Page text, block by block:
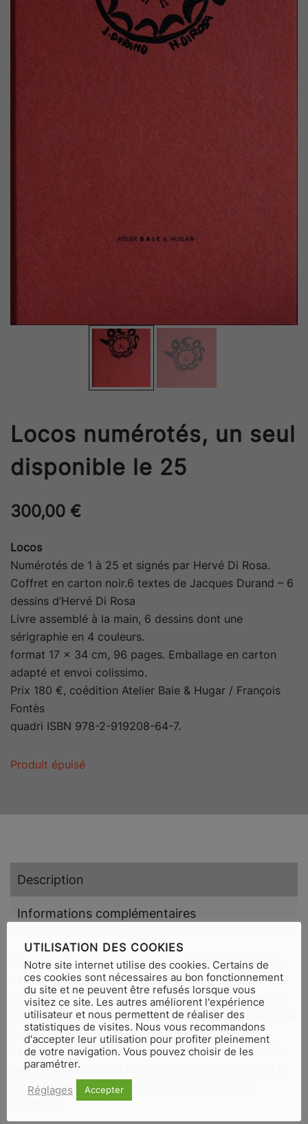
Locos numérotés, un seul
disponible le 25
300,00 €
Locos
Numérotés de 1 à 25 et signés par Hervé Di Rosa.
Coffret en carton noir.6 textes de Jacques Durand – 6
dessins d’Hervé Di Rosa
Livre assemblé à la main, 6 dessins dont une
sérigraphie en 4 couleurs.
format 17 x 34 cm, 96 pages. Emballage en carton
adapté et envoi colissimo.
Prix 180 €, coédition Atelier Baie & Hugar / François
Fontès
quadri ISBN 978-2-919208-64-7.
Produit épuisé
Description
Informations complémentaires
6 textes et 6 dessins imprimés en 6 cahiers pliés in-
octavo et assemblés et reliés à la main en un livre. La
couverture est sérigraphiée sur des cartons naturals,
les textes et 5 dessins sont imprimés en offset et le 6e
dessin est sérigraphié en 4 tons directs.
La corrida étant déraisonnable, Locos l’est aussi. Un
livre bizarre avec des histoires de cinglés écrites à la
main, des dessins délirants, une édition hors du
UTILISATION DES COOKIES
Notre site internet utilise des cookies. Certains de
ces cookies sont nécessaires au bon fonctionnement
du site et ne peuvent être refusés lorsque vous
visitez ce site. Les autres améliorent l'expérience
utilisateur et nous permettent de réaliser des
statistiques de visites. Nous vous recommandons
d'accepter leur utilisation pour profiter pleinement
de votre navigation. Vous pouvez choisir de les
paramétrer.
Réglages Accepter